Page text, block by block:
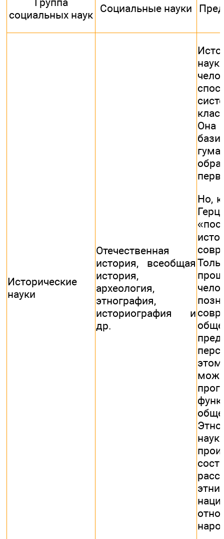
социальных наук
Социальные науки
Исторические
науки
Отечественная
история, всеобщая
история,
археология,
этнография,
историография и
др.
Но,